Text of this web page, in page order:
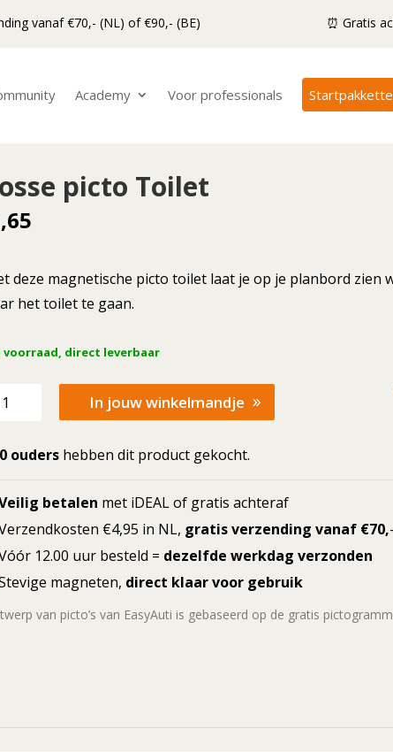
vanaf €70,- (NL) of €90,- (BE) ⏰ Gratis
Academy Voor professionals
picto Toilet
deze magnetische picto toilet laat je op je planbord zien
het toilet te gaan.
voorraad, direct leverbaar
In jouw winkelmandje
oudershebben dit product gekocht.
betalen met iDEAL of gratis achteraf
€4,95 in NL, gratis verzending vanaf €70,-
12.00 uur besteld = dezelfde werkdag verzonden
magneten, direct klaar voor gebruik
van picto’s van EasyAuti is gebaseerd op de gratis